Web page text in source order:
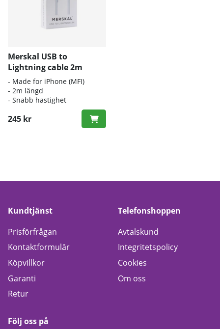
Merskal USB to
Lightning cable 2m
- Made for iPhone (MFI)
- 2m längd
- Snabb hastighet
245 kr
Kundtjänst
Prisförfrågan
Kontaktformulär
Köpvillkor
Garanti
Retur
Telefonshoppen
Avtalskund
Integritetspolicy
Cookies
Om oss
Följ oss på